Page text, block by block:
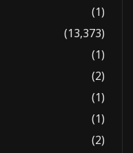
(1)
(13,373)
(1)
(2)
(1)
(1)
(2)